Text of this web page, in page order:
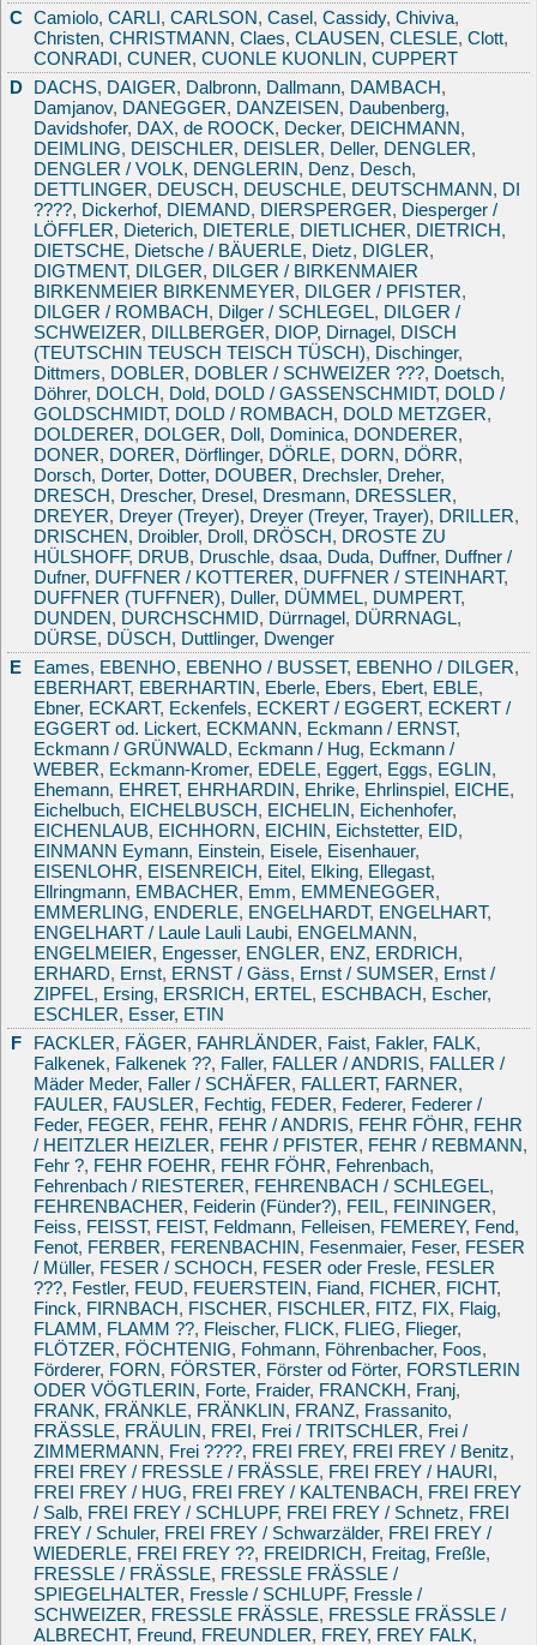
C Camiolo,CARLI,CARLSON,Casel,Cassidy,Chiviva,
Christen,CHRISTMANN,Claes,CLAUSEN,CLESLE,Clott,
CONRADI,CUNER,CUONLE KUONLIN,CUPPERT
D DACHS, DAIGER, Dalbronn, Dallmann, DAMBACH,
Damjanov, DANEGGER, DANZEISEN, Daubenberg,
Davidshofer, DAX,de ROOCK, Decker, DEICHMANN,
DEIMLING, DEISCHLER, DEISLER, Deller, DENGLER,
DENGLER / VOLK, DENGLERIN, Denz, Desch,
DETTLINGER, DEUSCH, DEUSCHLE, DEUTSCHMANN, DI
????, Dickerhof, DIEMAND, DIERSPERGER, Diesperger /
LÖFFLER, Dieterich, DIETERLE, DIETLICHER, DIETRICH,
DIETSCHE, Dietsche / BÄUERLE, Dietz, DIGLER,
DIGTMENT, DILGER, DILGER / BIRKENMAIER
BIRKENMEIER BIRKENMEYER, DILGER / PFISTER,
DILGER / ROMBACH, Dilger / SCHLEGEL, DILGER /
SCHWEIZER, DILLBERGER, DIOP, Dirnagel, DISCH
(TEUTSCHIN TEUSCH TEISCH TÜSCH), Dischinger,
Dittmers, DOBLER, DOBLER / SCHWEIZER ???, Doetsch,
Döhrer, DOLCH, Dold, DOLD / GASSENSCHMIDT, DOLD /
GOLDSCHMIDT, DOLD / ROMBACH, DOLD METZGER,
DOLDERER, DOLGER, Doll, Dominica, DONDERER,
DONER, DORER, Dörflinger, DÖRLE, DORN, DÖRR,
Dorsch, Dorter, Dotter, DOUBER, Drechsler, Dreher,
DRESCH, Drescher, Dresel, Dresmann, DRESSLER,
DREYER, Dreyer (Treyer), Dreyer (Treyer, Trayer), DRILLER,
DRISCHEN, Droibler, Droll, DRÖSCH, DROSTE ZU
HÜLSHOFF, DRUB, Druschle,dsaa, Duda, Duffner, Duffner /
Dufner, DUFFNER / KOTTERER, DUFFNER / STEINHART,
DUFFNER (TUFFNER), Duller, DÜMMEL, DUMPERT,
DUNDEN, DURCHSCHMID, Dürrnagel, DÜRRNAGL,
DÜRSE, DÜSCH, Duttlinger, Dwenger
E
Eames, EBENHO, EBENHO / BUSSET, EBENHO / DILGER,
EBERHART, EBERHARTIN, Eberle, Ebers, Ebert, EBLE,
Ebner, ECKART, Eckenfels, ECKERT / EGGERT, ECKERT /
EGGERT od. Lickert, ECKMANN, Eckmann / ERNST,
Eckmann / GRÜNWALD, Eckmann / Hug, Eckmann /
WEBER, Eckmann-Kromer, EDELE, Eggert, Eggs, EGLIN,
Ehemann, EHRET, EHRHARDIN, Ehrike, Ehrlinspiel, EICHE,
Eichelbuch, EICHELBUSCH, EICHELIN, Eichenhofer,
EICHENLAUB, EICHHORN, EICHIN, Eichstetter, EID,
EINMANN Eymann, Einstein, Eisele, Eisenhauer,
EISENLOHR, EISENREICH, Eitel, Elking, Ellegast,
Ellringmann, EMBACHER, Emm, EMMENEGGER,
EMMERLING, ENDERLE, ENGELHARDT, ENGELHART,
ENGELHART / Laule Lauli Laubi, ENGELMANN,
ENGELMEIER, Engesser, ENGLER, ENZ, ERDRICH,
ERHARD, Ernst, ERNST / Gäss, Ernst / SUMSER, Ernst /
ZIPFEL, Ersing, ERSRICH, ERTEL, ESCHBACH, Escher,
ESCHLER, Esser, ETIN
F
FACKLER, FÄGER, FAHRLÄNDER, Faist, Fakler, FALK,
Falkenek, Falkenek ??, Faller, FALLER / ANDRIS, FALLER /
Mäder Meder, Faller / SCHÄFER, FALLERT, FARNER,
FAULER, FAUSLER, Fechtig, FEDER, Federer, Federer /
Feder, FEGER, FEHR, FEHR / ANDRIS, FEHR FÖHR, FEHR
/ HEITZLER HEIZLER, FEHR / PFISTER, FEHR / REBMANN,
Fehr ?, FEHR FOEHR, FEHR FÖHR, Fehrenbach,
Fehrenbach / RIESTERER, FEHRENBACH / SCHLEGEL,
FEHRENBACHER, Feiderin (Fünder?), FEIL, FEININGER,
Feiss, FEISST, FEIST, Feldmann, Felleisen, FEMEREY, Fend,
Fenot, FERBER, FERENBACHIN, Fesenmaier, Feser, FESER
/ Müller, FESER / SCHOCH, FESER oder Fresle, FESLER
???, Festler, FEUD, FEUERSTEIN, Fiand, FICHER, FICHT,
Finck, FIRNBACH, FISCHER, FISCHLER, FITZ, FIX, Flaig,
FLAMM, FLAMM ??, Fleischer, FLICK, FLIEG, Flieger,
FLÖTZER, FÖCHTENIG, Fohmann, Föhrenbacher, Foos,
Förderer, FORN, FÖRSTER, Förster od Förter, FORSTLERIN
ODER VÖGTLERIN, Forte, Fraider, FRANCKH, Franj,
FRANK, FRÄNKLE, FRÄNKLIN, FRANZ, Frassanito,
FRÄSSLE, FRÄULIN, FREI, Frei / TRITSCHLER, Frei /
ZIMMERMANN, Frei ????, FREI FREY, FREI FREY / Benitz,
FREI FREY / FRESSLE / FRÄSSLE, FREI FREY / HAURI,
FREI FREY / HUG, FREI FREY / KALTENBACH, FREI FREY
/ Salb, FREI FREY / SCHLUPF, FREI FREY / Schnetz, FREI
FREY / Schuler, FREI FREY / Schwarzälder, FREI FREY /
WIEDERLE, FREI FREY ??, FREIDRICH, Freitag, Freßle,
FRESSLE / FRÄSSLE, FRESSLE FRÄSSLE /
SPIEGELHALTER, Fressle / SCHLUPF, Fressle /
SCHWEIZER, FRESSLE FRÄSSLE, FRESSLE FRÄSSLE /
ALBRECHT, Freund, FREUNDLER, FREY, FREY FALK,